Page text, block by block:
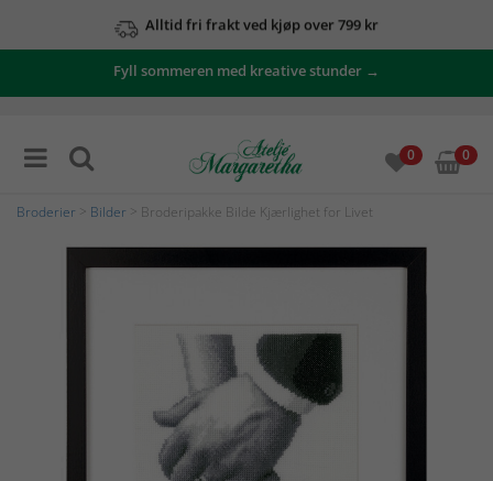
Alltid fri frakt ved kjøp over 799 kr
Fyll sommeren med kreative stunder →
0 0
Broderier Bilder > Broderipakke Bilde Kjærlighet for Livet